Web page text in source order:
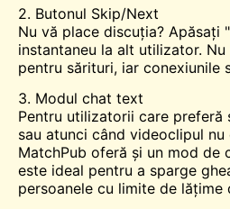
2. Butonul Skip/Next
Nu vă place discuția? Apăsați
instantaneu la alt utilizator.
pentru sărituri, iar conexiunile
3. Modul chat text
Pentru utilizatorii care preferă
sau atunci când videoclipul
MatchPub oferă și un mod de
este ideal pentru a sparge
persoanele cu limite de lățime